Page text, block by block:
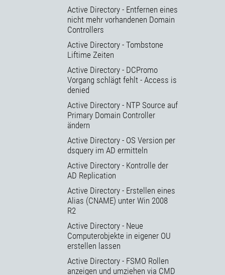
Active Directory - Entfernen eines
nicht mehr vorhandenen Domain
Controllers
Active Directory - Tombstone
Liftime Zeiten
Active Directory - DCPromo
Vorgang schlägt fehlt - Access is
denied
Active Directory - NTP Source auf
Primary Domain Controller
ändern
Active Directory - OS Version per
dsquery im AD ermitteln
Active Directory - Kontrolle der
AD Replication
Active Directory - Erstellen eines
Alias (CNAME) unter Win 2008
R2
Active Directory - Neue
Computerobjekte in eigener OU
erstellen lassen
Active Directory - FSMO Rollen
anzeigen und umziehen via CMD